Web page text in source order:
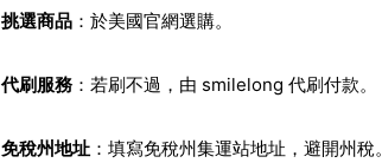
挑選商品：於美國官網選購。
代刷服務：若刷不過，由 smilelong 代刷付款。
免稅州地址：填寫免稅州集運站地址，避開州稅。